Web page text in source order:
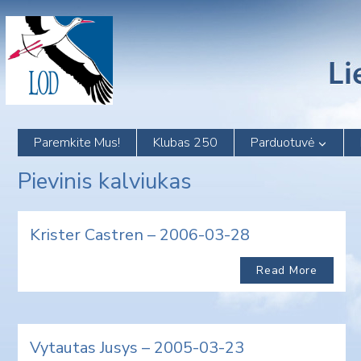
content
Paremkite Mus! Klubas 250 Parduotuvė
Pievinis kalviukas
Krister Castren – 2006-03-28
Read More
Vytautas Jusys – 2005-03-23